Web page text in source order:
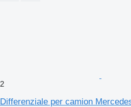
2
Differenziale per camion